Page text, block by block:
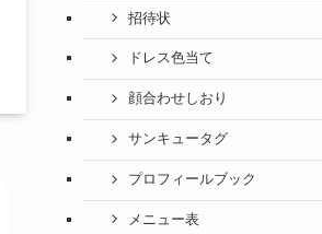
招待状
ドレス色当て
顔合わせしおり
サンキュータグ
プロフィールブック
メニュー表